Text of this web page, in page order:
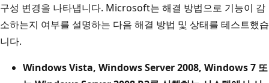
구성 변경을 나타냅니다. Microsoft는 해결 방법으로 기능이 감
소하는지 여부를 설명하는 다음 해결 방법 및 상태를 테스트했습
니다.
Windows Vista, Windows Server 2008, Windows 7 또